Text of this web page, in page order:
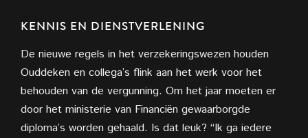
KENNIS EN DIENSTVERLENING
De nieuwe regels in het verzekeringswezen houden
Ouddeken en collega’s flink aan het werk voor het
behouden van de vergunning. Om het jaar moeten er
door het ministerie van Financiën gewaarborgde
diploma’s worden gehaald. Is dat leuk? “Ik ga iedere